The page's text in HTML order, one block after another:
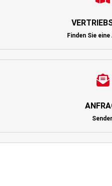
Finden Sie